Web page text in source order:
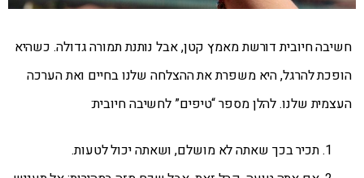
חשיבה חיובית דורשת מאמץ קטן, אבל נותנת תמורה גדולה. כשהיא
הופכת להרגל, היא משפרת את ההצלחה שלנו בחיים ואת הערכה
העצמית שלנו. להלן מספר “טיפים” לחשיבה חיובית:
תכיר בכך שאתה לא מושלם, ושאתה יכול לטעות.